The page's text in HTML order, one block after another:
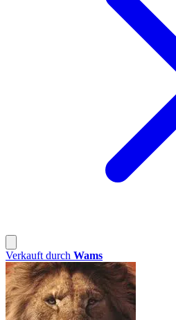
Verkauft durch Wams